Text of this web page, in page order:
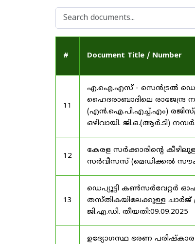
# Document Title / Number
11
എ.ഐ.എസ് - സെൻട്രൽ
ഹൈദരാബാദിലെ രാജേന്ദ്ര
(എൻ.ഐ.പി.എച്ച്.എം)
ഒഴിവായി. ജി.ഒ.(ആർ.ടി)
12
കേരള സർക്കാരിന്റെ
സർവീസസ് (മെഡിക്കൽ
13
ഡെപ്യൂട്ടി കൺസർവേറ്റർ
തസ്തികയിലേക്കുള്ള ചാർജ്
ജി.എ.ഡി. തീയതി:09.09.2025
ഉദ്യോഗസ്ഥ ഭരണ പരിഷ്കാര